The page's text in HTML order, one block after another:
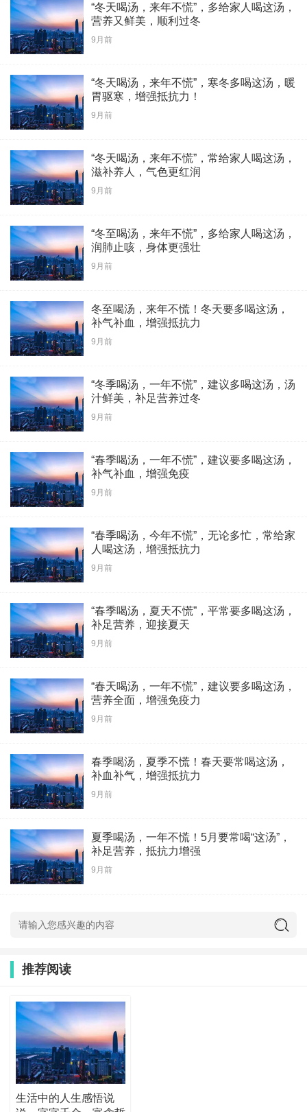
“冬天喝汤，来年不慌”，多给家人喝这汤，
营养又鲜美，顺利过冬
9月前
“冬天喝汤，来年不慌”，寒冬多喝这汤，暖
胃驱寒，增强抵抗力！
9月前
“冬天喝汤，来年不慌”，常给家人喝这汤，
滋补养人，气色更红润
9月前
“冬至喝汤，来年不慌”，多给家人喝这汤，
润肺止咳，身体更强壮
9月前
冬至喝汤，来年不慌！冬天要多喝这汤，
补气补血，增强抵抗力
9月前
“冬季喝汤，一年不慌”，建议多喝这汤，汤
汁鲜美，补足营养过冬
9月前
“春季喝汤，一年不慌”，建议要多喝这汤，
补气补血，增强免疫
9月前
“春季喝汤，今年不慌”，无论多忙，常给家
人喝这汤，增强抵抗力
9月前
“春季喝汤，夏天不慌”，平常要多喝这汤，
补足营养，迎接夏天
9月前
“春天喝汤，一年不慌”，建议要多喝这汤，
营养全面，增强免疫力
9月前
春季喝汤，夏季不慌！春天要常喝这汤，
补血补气，增强抵抗力
9月前
夏季喝汤，一年不慌！5月要常喝“这汤”，
补足营养，抵抗力增强
9月前
推荐阅读
生活中的人生感悟说